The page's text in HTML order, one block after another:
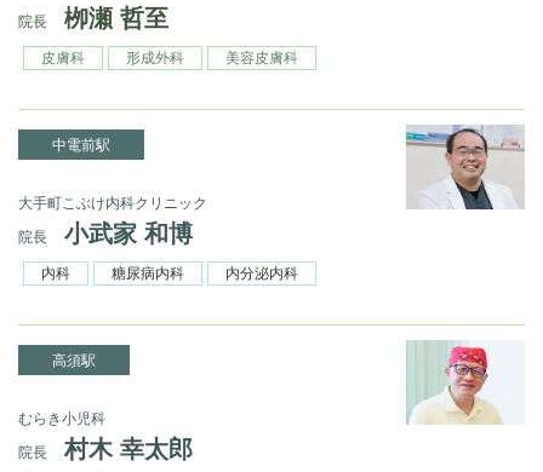
院長
栁瀬 哲至
皮膚科 形成外科 美容皮膚科
中電前駅
大手町こぶけ内科クリニック
院長
小武家 和博
内科 糖尿病内科 内分泌内科
高須駅
むらき小児科
院長
村木 幸太郎